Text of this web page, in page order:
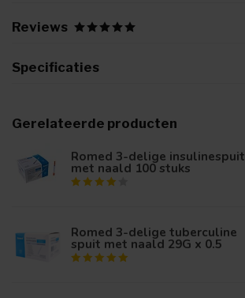
Reviews
Specificaties
Gerelateerde producten
Romed 3-delige insulinespuit
met naald 100 stuks
Romed 3-delige tuberculine
spuit met naald 29G x 0.5